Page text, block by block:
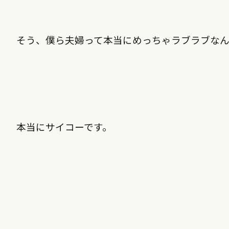
そう、僕ら夫婦って本当にめっちゃラブラブなん
本当にサイコーです。